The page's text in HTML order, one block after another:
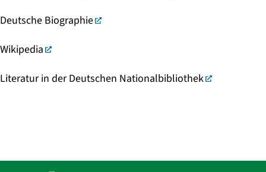
Deutsche Biographie
Wikipedia
Literatur in der Deutschen Nationalbibliothek